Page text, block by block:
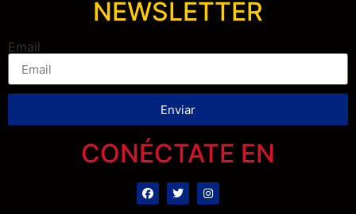
NEWSLETTER
Email
Enviar
CONÉCTATE EN